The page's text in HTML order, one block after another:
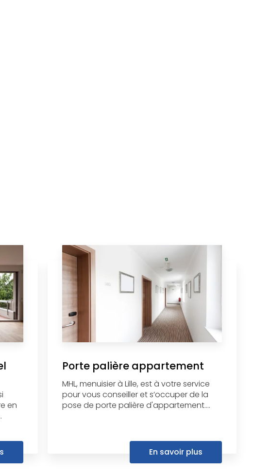
en
Porte palière appartement
MHL, menuisier à Lille, est à votre service
pour vous conseiller et s’occuper de la
pose de porte palière d'appartement....
En savoir plus